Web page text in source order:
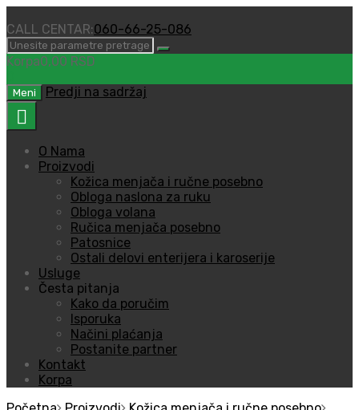
CALL CENTAR:060-66-25-086
Korpa0,00 RSD
Meni Predji na sadržaj
O Nama
Proizvodi
Kožica menjača i ručne posebno
Obloga naslona za ruku
Obloga volana
Ručica menjača posebno
Patosnice
Ostali delovi enterijera i karoserije
Usluge
Česta pitanja
Kako da poručim
Isporuka
Načini plaćanja
Postanite partner
Kontakt
Korpa